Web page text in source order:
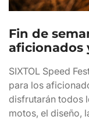
Fin de
aficionados
SIXTOL Speed
para los
disfrutarán todos
motos, el diseño,